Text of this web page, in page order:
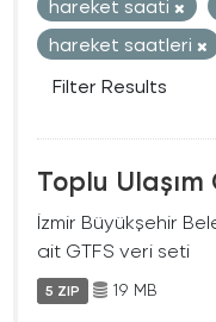
hareket saati
hareket saatleri
Filter Results
Toplu Ulaşım
İzmir Büyükşehir
ait GTFS veri seti
5 ZIP 19 MB